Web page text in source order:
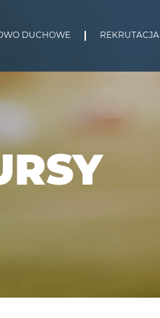
DUCHOWE REKRUTACJA